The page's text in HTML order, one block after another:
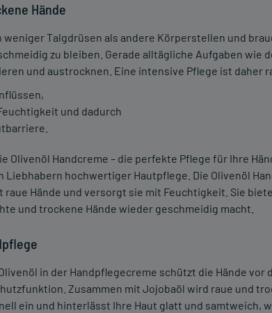
Hände
weniger Talgdrüsen als andere Körperstellen und
zu bleiben. Gerade alltägliche Aufgaben wie
und austrocknen. Eine intensive Pflege ist daher
und dadurch
Olivenöl Handcreme – die perfekte Pflege für Ihre
Liebhabern hochwertiger Hautpflege. Die Olivenöl
raue Hände und versorgt sie mit Feuchtigkeit. Sie
und trockene Hände wieder geschmeidig macht.
in der Handpflegecreme schützt die Hände
Zusammen mit Jojobaöl wird raue und
ein und hinterlässt Ihre Haut glatt und samtweich,